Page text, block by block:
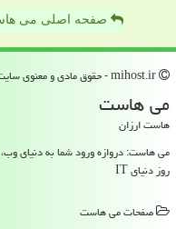
صفحه اصلی می
می هاست
هاست ارزان
می هاست: دروازه ورود شما به دنیای
روز دنیای IT
صفحات می هاست